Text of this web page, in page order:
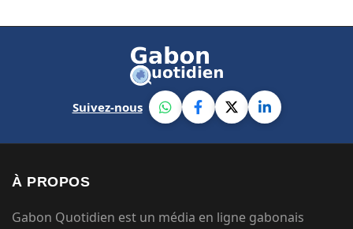
Suivez-nous
À PROPOS
Gabon Quotidien est un média en ligne gabonais